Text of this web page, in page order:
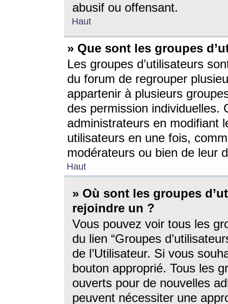
abusif ou offensant.
Haut
» Que sont les groupes
Les groupes d’utilisateurs
du forum de regrouper
appartenir à plusieurs
des permission individuelles.
administrateurs en modifiant
utilisateurs en une fois,
modérateurs ou bien de leur
Haut
» Où sont les groupes
rejoindre un ?
Vous pouvez voir tous les
du lien “Groupes
de l’Utilisateur. Si vous
bouton approprié. Tous les
ouverts pour de nouvelles
peuvent nécessiter une